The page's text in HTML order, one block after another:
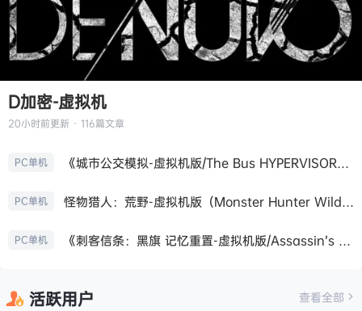
D加密-虚拟机
20小时前更新 · 116篇文章
PC单机 《城市公交模拟-虚拟机版/The Bus HYPERVISOR》免安装中文版
PC单机 怪物猎人：荒野-虚拟机版（Monster Hunter Wilds HYPERVISOR）免安装中文版
PC单机 《刺客信条：黑旗 记忆重置-虚拟机版/Assassin’s Creed Black Flag Resynced HYPERVISOR》免安装中文版
活跃用户 查看全部